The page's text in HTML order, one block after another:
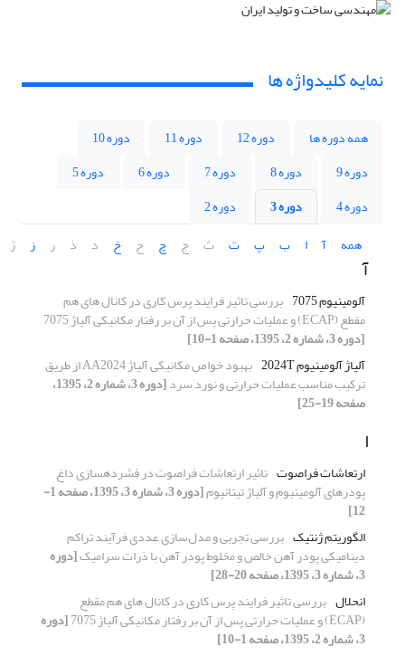
نمایه کلیدواژه ها
همه دوره ها دوره 12 دوره 11
دوره 10
دوره 9
دوره 8 دوره 7 دوره 6
دوره 5
دوره 4
دوره 3
دوره 2
همه
آ ا ب پ ت ث ج چ ح خ د ذ ر ز ژ
آ
آلومینیوم 7075 بررسی تاثیر فرایند پرس کاری در کانال های هم
مقطع (ECAP) و عملیات حرارتی پس از آن بر رفتار مکانیکی آلیاژ 7075
[دوره 3، شماره 2، 1395، صفحه 1-10]
آلیاژ آلومینیوم 2024T
بهبود خواص مکانیکی آلیاژ AA2024 از طریق
ترکیب مناسب عملیات حرارتی و نورد سرد [دوره 3، شماره 2، 1395،
صفحه 19-25]
ا
ارتعاشات فراصوت تاثیر ارتعاشات فراصوت در فشرده‎سازی داغ
پودرهای آلومینیوم و آلیاژ تیتانیوم [دوره 3، شماره 3، 1395، صفحه 1-
12]
الگوریتم ژنتیک بررسی تجربی و مدل‌سازی عددی فرآیند تراکم
دینامیکی پودر آهن خالص و مخلوط‌ پودر آهن با ذرات سرامیک[دوره
3، شماره 3، 1395، صفحه 20-28]
انحلال بررسی تاثیر فرایند پرس کاری در کانال های هم مقطع
(ECAP) و عملیات حرارتی پس از آن بر رفتار مکانیکی آلیاژ 7075 [دوره
3، شماره 2، 1395، صفحه 1-10]